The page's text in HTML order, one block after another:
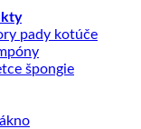
pady kotúče
špongie